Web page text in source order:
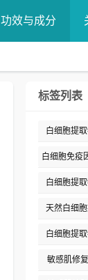
功效与成分
标签列表
白细胞提
白细胞免疫
白细胞提
天然白细
白细胞提
(191)
敏感肌修复